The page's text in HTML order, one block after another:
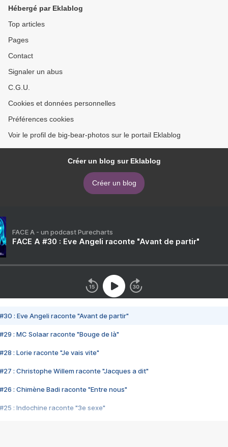
Hébergé par Eklablog
Top articles
Pages
Contact
Signaler un abus
C.G.U.
Cookies et données personnelles
Préférences cookies
Voir le profil de big-bear-photos sur le portail Eklablog
Créer un blog sur Eklablog
Créer un blog
FACE A - un podcast Purecharts
FACE A #30 : Eve Angeli raconte "Avant de partir"
#30 : Eve Angeli raconte "Avant de partir"
#29 : MC Solaar raconte "Bouge de là"
#28 : Lorie raconte "Je vais vite"
#27 : Christophe Willem raconte "Jacques a dit"
#26 : Chimène Badi raconte "Entre nous"
#25 : Indochine raconte "3e sexe"